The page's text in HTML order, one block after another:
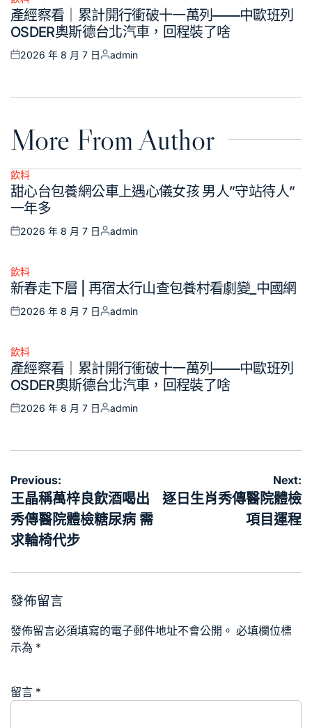
Posted
in
產經察看｜累計開行衝破十一萬列——中歐班列
OSDER奧斯德台北汽車，回程裝了啥
Posted
2026 年 8 月 7 日
Posted
admin
More From Author
Posted
in
飲料
甜心台包養網公車上遇心儀女孩 男人”守站待人”
一年多
Posted
2026 年 8 月 7 日
Posted
admin
Posted
in
飲料
新春走下層 | 再宿太行山查包養村看劇變_中國網
Posted
2026 年 8 月 7 日
Posted
admin
Posted
in
飲料
產經察看｜累計開行衝破十一萬列——中歐班列
OSDER奧斯德台北汽車，回程裝了啥
Posted
2026 年 8 月 7 日
Posted
admin
文
章
導
覽
Previous:
王晶稱萬梓良飲酒喝出
秀傳醫院體檢糖尿病 需
求輪椅代步
Next:
逐日生肖秀傳醫院體檢
項目運程
發佈留言
發佈留言必須填寫的電子郵件地址不會公開。 必填欄位標
示為 *
留言 *